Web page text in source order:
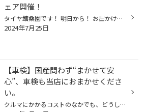
ェア開催！
タイヤ館桑園です！ 明日から！ お出かけシーズンですね！ タイヤ館桑園ではタイヤはもちろんですが お車のメンテナンスも行っております！ オイル交換からバッテリー交換！ エアコンフィルターも！（匂いが気になる、冷えない）そんな方に！ 数量限定商品もございますので セール期間中はお早めに...
2024年7月25日
【車検】国産問わず“まかせて安
心”、車検も当店におまかせくださ
い。
クルマにかかるコストのなかでも、どうしても避けて通れず しかもある程度の金額になるのか「車検」ですね。 けれど車検で点検･整備を行うことは、快適にクルマのある生活を過ごすためには不可欠。 さらに“これから”を見据えて、しっかりとメンテナンスを行うことも大切です。 一般的な普通自動車・...